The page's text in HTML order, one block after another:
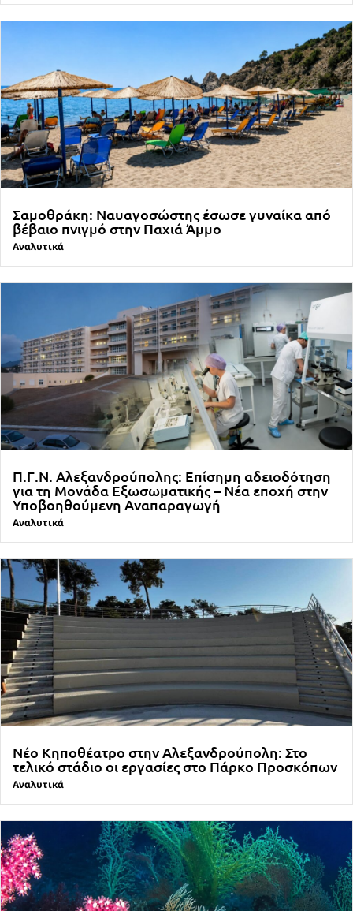
Σαμοθράκη: Ναυαγοσώστης έσωσε γυναίκα από
βέβαιο πνιγμό στην Παχιά Άμμο
Αναλυτικά
Π.Γ.Ν. Αλεξανδρούπολης: Επίσημη αδειοδότηση
για τη Μονάδα Εξωσωματικής – Νέα εποχή στην
Υποβοηθούμενη Αναπαραγωγή
Αναλυτικά
Νέο Κηποθέατρο στην Αλεξανδρούπολη: Στο
τελικό στάδιο οι εργασίες στο Πάρκο Προσκόπων
Αναλυτικά